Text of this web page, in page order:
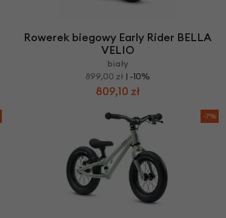
Rowerek biegowy Early Rider BELLA
VELIO
biały
899,00 zł | -10%
809,10 zł
-7%